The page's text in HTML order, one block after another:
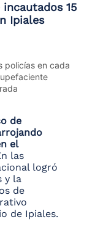
15
Ipiales
de
el
las
logró
y la
de
de Ipiales.